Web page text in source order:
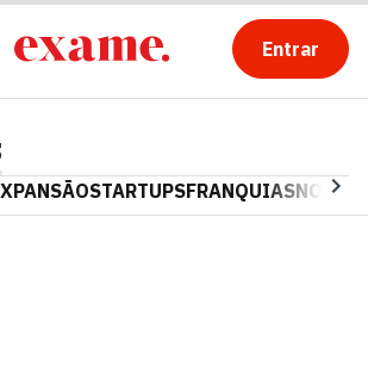
Entrar
STARTUPSFRANQUIAS